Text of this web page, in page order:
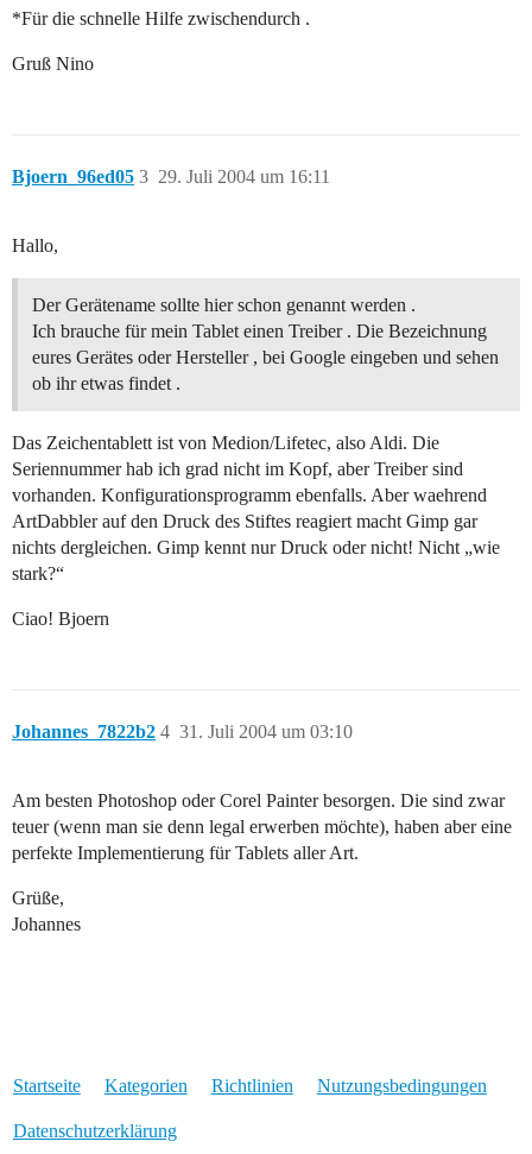
*Für die schnelle Hilfe zwischendurch .
Gruß Nino
Bjoern_96ed05 29. Juli 2004 um 16:11
3
Hallo,
Der Gerätename sollte hier schon genannt werden .
Ich brauche für mein Tablet einen Treiber . Die Bezeichnung
eures Gerätes oder Hersteller , bei Google eingeben und sehen
ob ihr etwas findet .
Das Zeichentablett ist von Medion/Lifetec, also Aldi. Die
Seriennummer hab ich grad nicht im Kopf, aber Treiber sind
vorhanden. Konfigurationsprogramm ebenfalls. Aber waehrend
ArtDabbler auf den Druck des Stiftes reagiert macht Gimp gar
nichts dergleichen. Gimp kennt nur Druck oder nicht! Nicht „wie
stark?“
Ciao! Bjoern
Johannes_7822b2 31. Juli 2004 um 03:10
4
Am besten Photoshop oder Corel Painter besorgen. Die sind zwar
teuer (wenn man sie denn legal erwerben möchte), haben aber eine
perfekte Implementierung für Tablets aller Art.
Grüße,
Johannes
Startseite Kategorien Richtlinien Nutzungsbedingungen
Datenschutzerklärung